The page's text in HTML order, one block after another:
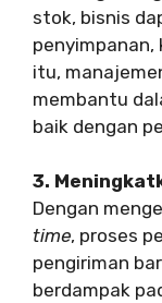
stok, bisnis
penyimpanan,
itu,
membantu
baik dengan
3.
Dengan
time, proses
pengiriman
berdampak